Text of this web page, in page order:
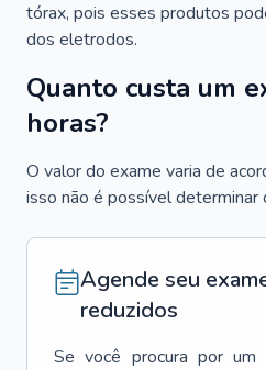
tórax, pois esses produtos
dos eletrodos.
Quanto custa um
horas?
O valor do exame varia de
isso não é possível determinar
Agende seu
reduzidos
Se você procura por um